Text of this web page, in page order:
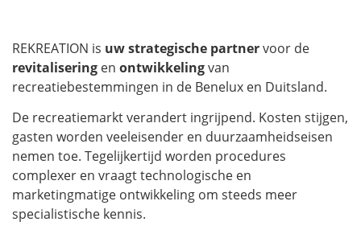
REKREATION is uw strategische partnervoor de
revitalisering en ontwikkelingvan
recreatiebestemmingen in de Benelux en Duitsland.
De recreatiemarkt verandert ingrijpend. Kosten stijgen,
gasten worden veeleisender en duurzaamheidseisen
nemen toe. Tegelijkertijd worden procedures
complexer en vraagt technologische en
marketingmatige ontwikkeling om steeds meer
specialistische kennis.